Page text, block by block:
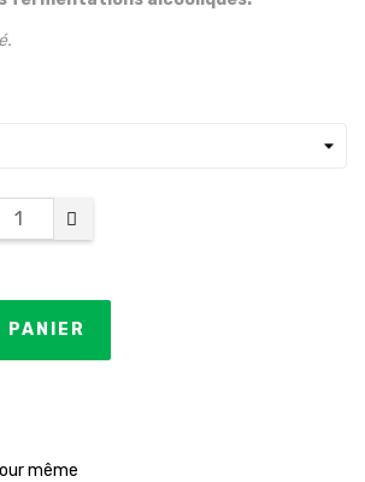
PANIER
même